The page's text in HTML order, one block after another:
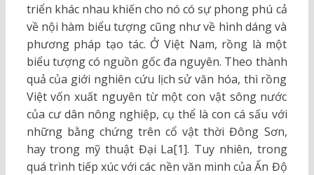
triển khác nhau khiến cho nó có sự phong phú cả
về nội hàm biểu tượng cũng như về hình dáng và
phương pháp tạo tác. Ở Việt Nam, rồng là một
biểu tượng có nguồn gốc đa nguyên. Theo thành
quả của giới nghiên cứu lịch sử văn hóa, thì rồng
Việt vốn xuất nguyên từ một con vật sông nước
của cư dân nông nghiệp, cụ thể là con cá sấu với
những bằng chứng trên cổ vật thời Đông Sơn,
hay trong mỹ thuật Đại La[1]. Tuy nhiên, trong
quá trình tiếp xúc với các nền văn minh của Ấn Độ